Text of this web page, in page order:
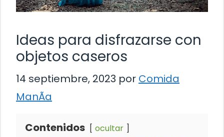
Ideas para disfrazarse con
objetos caseros
14 septiembre, 2023 por Comida
ManÃ­a
Contenidos ocultar